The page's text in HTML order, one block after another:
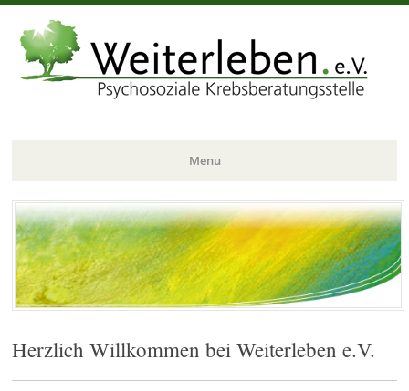
Menu
Skip
to
content
Herzlich Willkommen bei Weiterleben e.V.